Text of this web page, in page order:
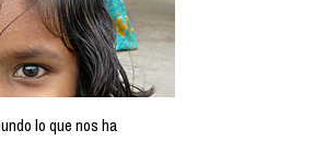
lo que nos ha